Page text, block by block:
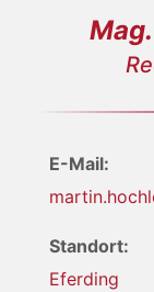
E-Mail:
Standort:
Eferding